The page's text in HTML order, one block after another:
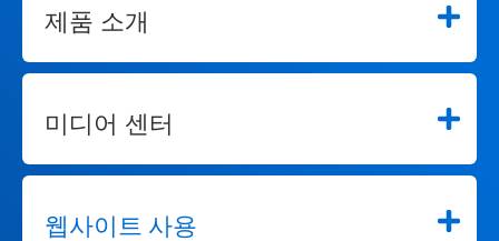
제품 소개
미디어 센터
웹사이트 사용